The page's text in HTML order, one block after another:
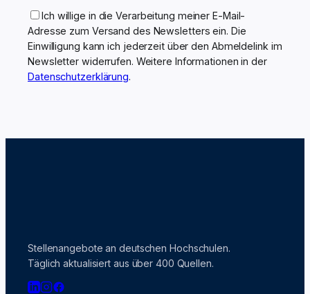
Ich willige in die Verarbeitung meiner E-Mail-
Adresse zum Versand des Newsletters ein. Die
Einwilligung kann ich jederzeit über den Abmeldelink im
Newsletter widerrufen. Weitere Informationen in der
Datenschutzerklärung.
Stellenangebote an deutschen Hochschulen.
Täglich aktualisiert aus über 400 Quellen.